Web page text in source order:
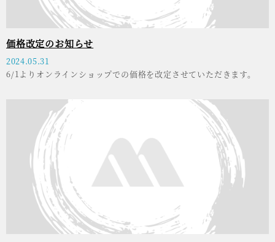
価格改定のお知らせ
2024.05.31
6/1よりオンラインショップでの価格を改定させていただきます。